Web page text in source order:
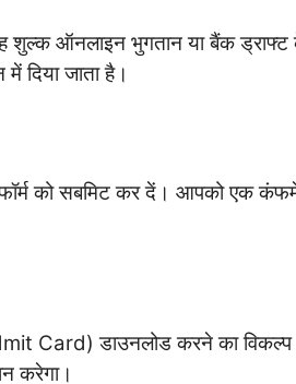
शुल्क ऑनलाइन भुगतान या बैंक
दिया जाता है।
को सबमिट कर दें। आपको एक
Card) डाउनलोड करने का विकल्प
करेगा।